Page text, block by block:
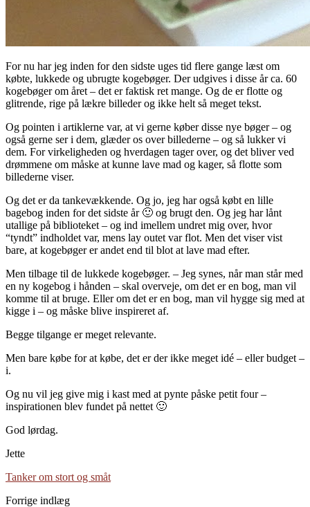
For nu har jeg inden for den sidste uges tid flere gange læst om
købte, lukkede og ubrugte kogebøger. Der udgives i disse år ca. 60
kogebøger om året – det er faktisk ret mange. Og de er flotte og
glitrende, rige på lækre billeder og ikke helt så meget tekst.
Og pointen i artiklerne var, at vi gerne køber disse nye bøger – og
også gerne ser i dem, glæder os over billederne – og så lukker vi
dem. For virkeligheden og hverdagen tager over, og det bliver ved
drømmene om måske at kunne lave mad og kager, så flotte som
billederne viser.
Og det er da tankevækkende. Og jo, jeg har også købt en lille
bagebog inden for det sidste år 🙂 og brugt den. Og jeg har lånt
utallige på biblioteket – og ind imellem undret mig over, hvor
“tyndt” indholdet var, mens lay outet var flot. Men det viser vist
bare, at kogebøger er andet end til blot at lave mad efter.
Men tilbage til de lukkede kogebøger. – Jeg synes, når man står med
en ny kogebog i hånden – skal overveje, om det er en bog, man vil
komme til at bruge. Eller om det er en bog, man vil hygge sig med at
kigge i – og måske blive inspireret af.
Begge tilgange er meget relevante.
Men bare købe for at købe, det er der ikke meget idé – eller budget –
i.
Og nu vil jeg give mig i kast med at pynte påske petit four –
inspirationen blev fundet på nettet 🙂
God lørdag.
Jette
Tanker om stort og småt
Forrige indlæg